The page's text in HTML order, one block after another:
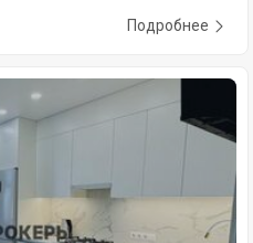
Подробнее